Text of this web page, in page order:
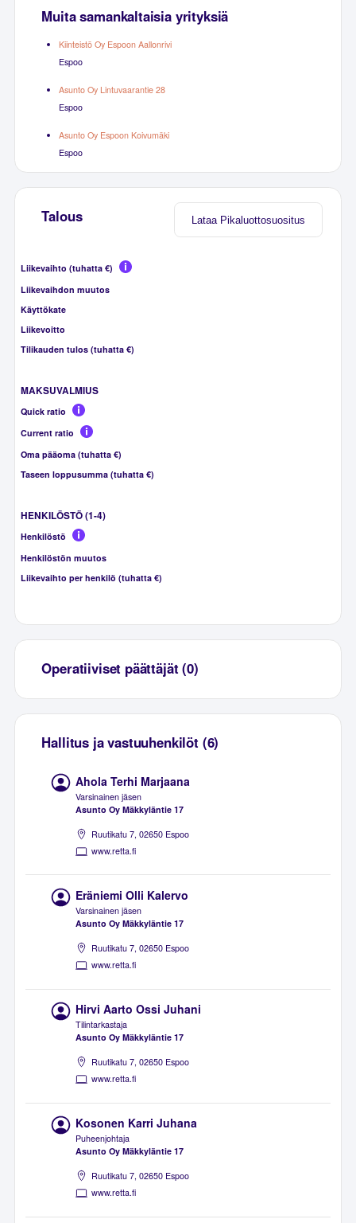
Muita samankaltaisia yrityksiä
Kiinteistö Oy Espoon Aallonrivi
Espoo
Asunto Oy Lintuvaarantie 28
Espoo
Asunto Oy Espoon Koivumäki
Espoo
Lataa Pikaluottosuositus
Talous
Liikevaihto (tuhatta €)
Liikevaihdon muutos
Käyttökate
Liikevoitto
Tilikauden tulos (tuhatta €)
MAKSUVALMIUS
Quick ratio
Current ratio
Oma pääoma (tuhatta €)
Taseen loppusumma (tuhatta €)
HENKILÖSTÖ (1-4)
Henkilöstö
Henkilöstön muutos
Liikevaihto per henkilö (tuhatta €)
Operatiiviset päättäjät (0)
Hallitus ja vastuuhenkilöt (6)
Ahola Terhi Marjaana
Varsinainen jäsen
Asunto Oy Mäkkyläntie 17
Ruutikatu 7, 02650 Espoo
www.retta.fi
Eräniemi Olli Kalervo
Varsinainen jäsen
Asunto Oy Mäkkyläntie 17
Ruutikatu 7, 02650 Espoo
www.retta.fi
Hirvi Aarto Ossi Juhani
Tilintarkastaja
Asunto Oy Mäkkyläntie 17
Ruutikatu 7, 02650 Espoo
www.retta.fi
Kosonen Karri Juhana
Puheenjohtaja
Asunto Oy Mäkkyläntie 17
Ruutikatu 7, 02650 Espoo
www.retta.fi